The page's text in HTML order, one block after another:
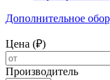
Дополнительное
Цена (₽)
Производитель